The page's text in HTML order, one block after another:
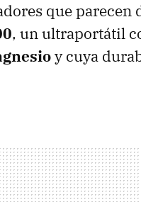
que parecen
, un ultraportátil
y cuya